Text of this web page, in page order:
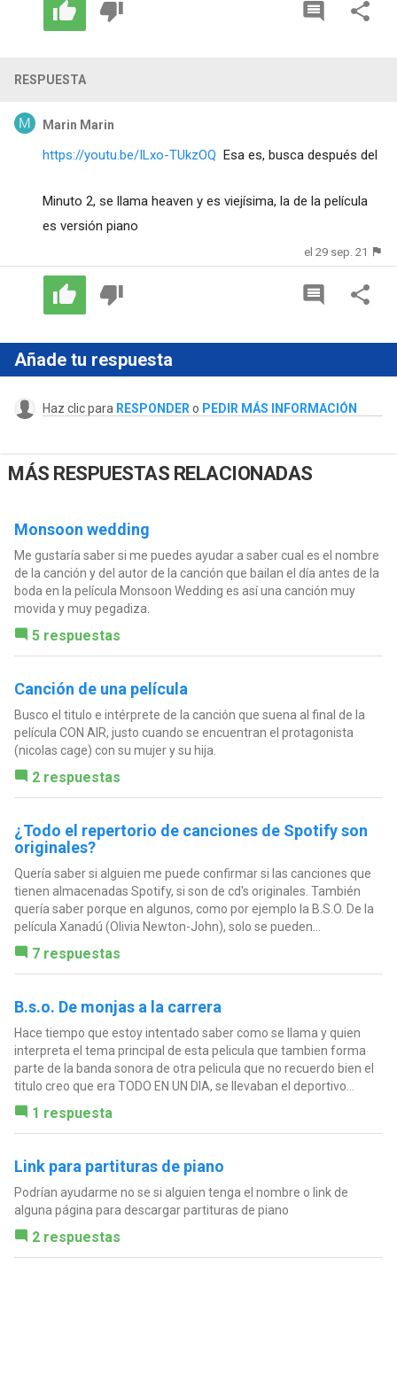
RESPUESTA
Marin Marin
https://youtu.be/ILxo-TUkzOQ Esa es, busca después del
Minuto 2, se llama heaven y es viejísima, la de la película
es versión piano
el 29 sep. 21
Añade tu respuesta
Haz clic para RESPONDER o PEDIR MÁS INFORMACIÓN
MÁS RESPUESTAS RELACIONADAS
Monsoon wedding
Me gustaría saber si me puedes ayudar a saber cual es el nombre
de la canción y del autor de la canción que bailan el día antes de la
boda en la película Monsoon Wedding es así una canción muy
movida y muy pegadiza.
5 respuestas
Canción de una película
Busco el titulo e intérprete de la canción que suena al final de la
película CON AIR, justo cuando se encuentran el protagonista
(nicolas cage) con su mujer y su hija.
2 respuestas
¿Todo el repertorio de canciones de Spotify son
originales?
Quería saber si alguien me puede confirmar si las canciones que
tienen almacenadas Spotify, si son de cd's originales. También
quería saber porque en algunos, como por ejemplo la B.S.O. De la
película Xanadú (Olivia Newton-John), solo se pueden...
7 respuestas
B.s.o. De monjas a la carrera
Hace tiempo que estoy intentado saber como se llama y quien
interpreta el tema principal de esta pelicula que tambien forma
parte de la banda sonora de otra pelicula que no recuerdo bien el
titulo creo que era TODO EN UN DIA, se llevaban el deportivo...
1 respuesta
Link para partituras de piano
Podrían ayudarme no se si alguien tenga el nombre o link de
alguna página para descargar partituras de piano
2 respuestas